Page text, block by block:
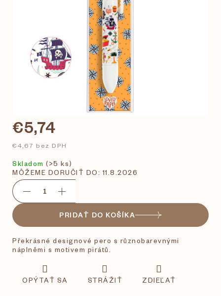
€5,74
€4,67 bez DPH
Skladom (>5 ks)
MÔŽEME DORUČIŤ DO: 11.8.2026
PRIDAŤ DO KOŠÍKA
Překrásné designové pero s různobarevnými
náplněmi s motivem pirátů.
OPÝTAŤ SA STRÁŽIŤ ZDIEĽAŤ